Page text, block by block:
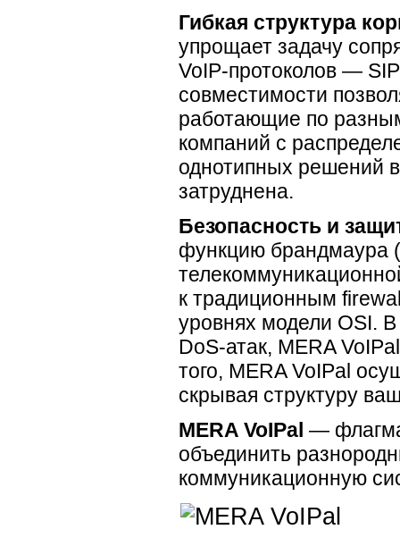
Гибкая структура
упрощает задачу
VoIP-протоколов — SIP
совместимости
работающие по
компаний с
однотипных решений
затруднена.
Безопасность и
функцию брандмаура
к традиционным
уровнях модели OSI.
DoS-атак, MERA
того, MERA VoIPal
скрывая структуру
MERA VoIPal —
объединить
коммуникационную